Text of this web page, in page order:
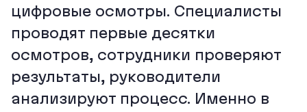
цифровые осмотры. Специалисты
проводят первые десятки
осмотров, сотрудники проверяют
результаты, руководители
анализируют процесс. Именно в